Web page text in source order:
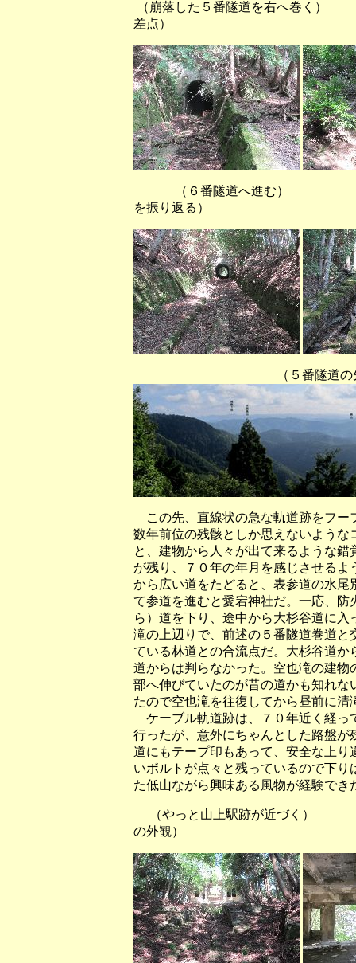
（崩落した５番隧道を右へ巻
差点）
（６番隧道へ進む） （
を振り返る）
（５番隧道の先の橋付近
この先、直線状の急な軌道跡をフー
数年前位の残骸としか思えないよう
と、建物から人々が出て来るような
が残り、７０年の年月を感じさせる
から広い道をたどると、表参道の水
て参道を進むと愛宕神社だ。一応、
ら）道を下り、途中から大杉谷道に
滝の上辺りで、前述の５番隧道巻道
ている林道との合流点だ。大杉谷道
道からは判らなかった。空也滝の建
部へ伸びていたのが昔の道かも知れ
たので空也滝を往復してから昼前に清
ケーブル軌道跡は、７０年近く経っ
行ったが、意外にちゃんとした路盤
道にもテープ印もあって、安全な上
いボルトが点々と残っているので下
た低山ながら興味ある風物が経験でき
（やっと山上駅跡が近づ
の外観）